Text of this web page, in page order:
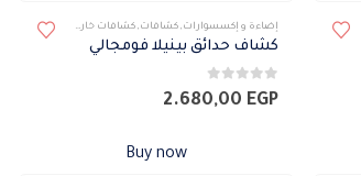
كشافات خارجى إضاءة و إكسسوارات , كشافات , كشافات خارجى
كشاف حدائق بينيلا فومجالي
0من 5 2.680,00 EGP
Buy now